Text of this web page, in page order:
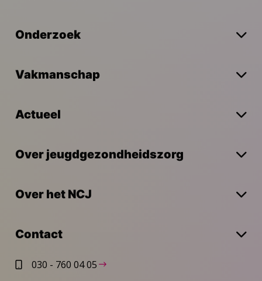
Onderzoek
Vakmanschap
Actueel
Over jeugdgezondheidszorg
Over het NCJ
Contact
030 - 760 04 05